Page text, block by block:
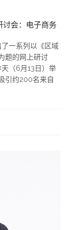
讨会：电子商务
一系列以《区域
题的网上研讨
（6月13日）举
引约200名来自